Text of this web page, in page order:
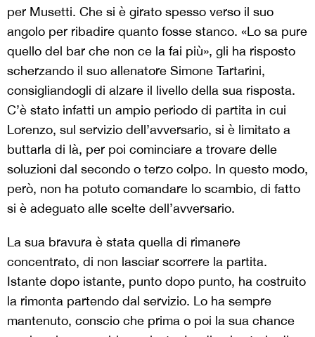
per Musetti. Che si è girato spesso verso il suo
angolo per ribadire quanto fosse stanco. «Lo sa pure
quello del bar che non ce la fai più», gli ha risposto
scherzando il suo allenatore Simone Tartarini,
consigliandogli di alzare il livello della sua risposta.
C’è stato infatti un ampio periodo di partita in cui
Lorenzo, sul servizio dell’avversario, si è limitato a
buttarla di là, per poi cominciare a trovare delle
soluzioni dal secondo o terzo colpo. In questo modo,
però, non ha potuto comandare lo scambio, di fatto
si è adeguato alle scelte dell’avversario.
La sua bravura è stata quella di rimanere
concentrato, di non lasciar scorrere la partita.
Istante dopo istante, punto dopo punto, ha costruito
la rimonta partendo dal servizio. Lo ha sempre
mantenuto, conscio che prima o poi la sua chance